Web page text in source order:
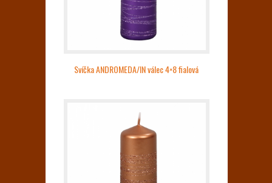
Svíčka ANDROMEDA/IN válec 4×8 fialová